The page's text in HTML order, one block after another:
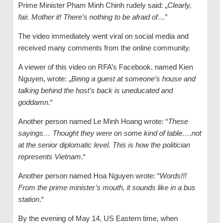
Prime Minister Pham Minh Chinh rudely said: „Clearly,
fair. Mother it! There’s nothing to be afraid of…”
The video immediately went viral on social media and
received many comments from the online community.
A viewer of this video on RFA’s Facebook, named Kien
Nguyen, wrote: „Being a guest at someone’s house and
talking behind the host’s back is uneducated and
goddamn.“
Another person named Le Minh Hoang wrote: “These
sayings… Thought they were on some kind of table….not
at the senior diplomatic level. This is how the politician
represents Vietnam.“
Another person named Hoa Nguyen wrote: “Words!!!
From the prime minister’s mouth, it sounds like in a bus
station.“
By the evening of May 14, US Eastern time, when